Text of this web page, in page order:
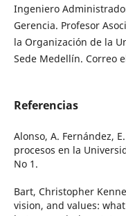
Ingeniero
Gerencia. Profesor
la Organización de la
Sede Medellín. Correo
Referencias
Alonso, A. Fernández,
procesos en la
No 1.
Bart, Christopher
vision, and values: